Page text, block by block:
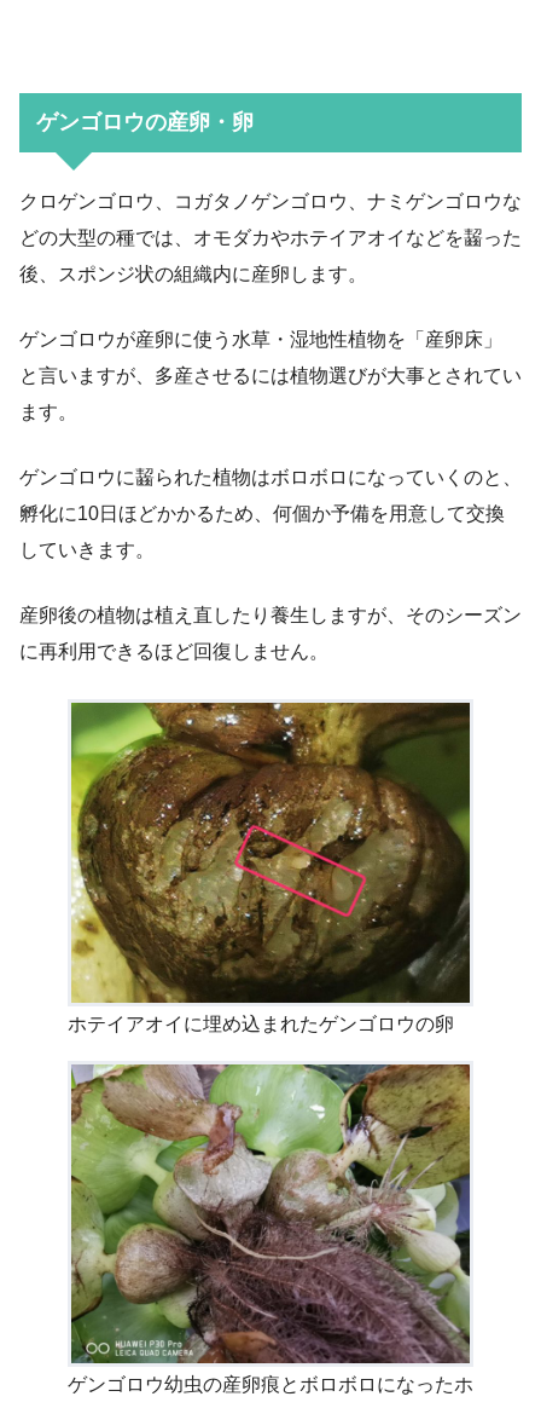
ゲンゴロウの産卵・卵
クロゲンゴロウ、コガタノゲンゴロウ、ナミゲンゴロウな
どの大型の種では、オモダカやホテイアオイなどを齧った
後、スポンジ状の組織内に産卵します。
ゲンゴロウが産卵に使う水草・湿地性植物を「産卵床」
と言いますが、多産させるには植物選びが大事とされてい
ます。
ゲンゴロウに齧られた植物はボロボロになっていくのと、
孵化に10日ほどかかるため、何個か予備を用意して交換
していきます。
産卵後の植物は植え直したり養生しますが、そのシーズン
に再利用できるほど回復しません。
ホテイアオイに埋め込まれたゲンゴロウの卵
ゲンゴロウ幼虫の産卵痕とボロボロになったホ